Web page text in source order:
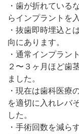
・歯が折れている
らインプラントを
・抜歯即時埋込と
向にあります。
・通常インプラン
２〜３ヶ月ほど歯
ました。
・現在は歯科医療
を適切に入れレバ
した。
・手術回数を減ら